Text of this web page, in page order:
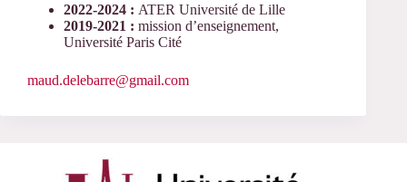
2022-2024 : ATER Université de Lille
2019-2021 : mission d’enseignement,
Université Paris Cité
maud.delebarre@gmail.com